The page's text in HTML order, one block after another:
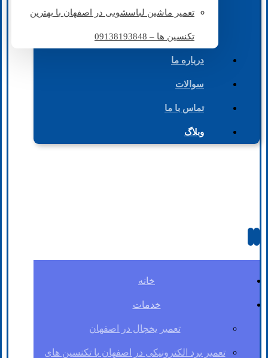
تعمیر ماشین لباسشویی در اصفهان با بهترین
تکنسین ها – 09138193848
درباره ما
سوالات
تماس با ما
وبلاگ
خانه
خدمات
تعمیر یخچال در اصفهان
تعمیر برد الکترونیکی در اصفهان با تکنسین های